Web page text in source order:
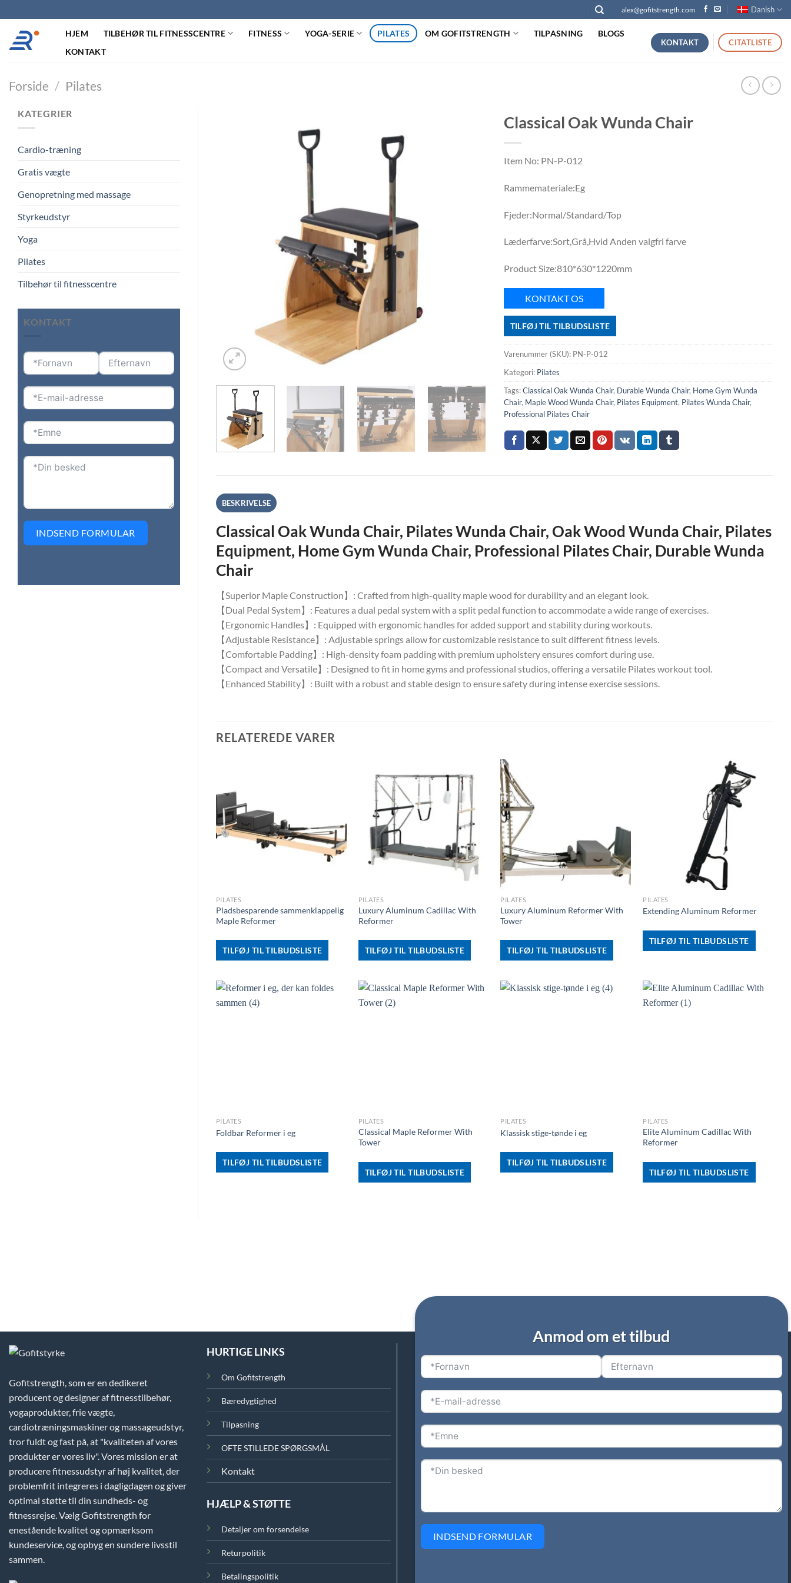
til
indhold
alex@gofitstrength.com Danish
HJEM TILBEHØR TIL FITNESSCENTRE FITNESS YOGA-SERIE PILATES OM GOFITSTRENGTH TILPASNING
BLOGS
KONTAKT
KONTAKT CITATLISTE
Forside / Pilates
KATEGRIER
Cardio-træning
Gratis vægte
Genopretning med massage
Styrkeudstyr
Yoga
Pilates
Tilbehør til fitnesscentre
KONTAKT
INDSEND FORMULAR
Classical Oak Wunda Chair
Item No: PN-P-012
Rammemateriale:Eg
Fjeder:Normal/Standard/Top
Læderfarve:Sort,Grå,Hvid Anden valgfri farve
Product Size:810*630*1220mm
KONTAKT OS
TILFØJ TIL TILBUDSLISTE
Varenummer (SKU): PN-P-012
Kategori: Pilates
Tags:Classical Oak Wunda Chair, Durable Wunda Chair, Home Gym Wunda
Chair, Maple Wood Wunda Chair, Pilates Equipment, Pilates Wunda Chair,
Professional Pilates Chair
BESKRIVELSE
Classical Oak Wunda Chair, Pilates Wunda Chair, Oak Wood Wunda Chair, Pilates
Equipment, Home Gym Wunda Chair, Professional Pilates Chair, Durable Wunda
Chair
【Superior Maple Construction】: Crafted from high-quality maple wood for durability and an elegant look.
【Dual Pedal System】: Features a dual pedal system with a split pedal function to accommodate a wide range of exercises.
【Ergonomic Handles】: Equipped with ergonomic handles for added support and stability during workouts.
【Adjustable Resistance】: Adjustable springs allow for customizable resistance to suit different fitness levels.
【Comfortable Padding】: High-density foam padding with premium upholstery ensures comfort during use.
【Compact and Versatile】: Designed to fit in home gyms and professional studios, offering a versatile Pilates workout tool.
【Enhanced Stability】: Built with a robust and stable design to ensure safety during intense exercise sessions.
RELATEREDE VARER
PILATES
Pladsbesparende sammenklappelig
Maple Reformer
TILFØJ TIL TILBUDSLISTE
PILATES
Luxury Aluminum Cadillac With
Reformer
TILFØJ TIL TILBUDSLISTE
+
PILATES
Luxury Aluminum Reformer With
Tower
TILFØJ TIL TILBUDSLISTE
PILATES
Extending Aluminum Reformer
TILFØJ TIL TILBUDSLISTE
PILATES
Foldbar Reformer i eg
TILFØJ TIL TILBUDSLISTE
PILATES
Classical Maple Reformer With
Tower
TILFØJ TIL TILBUDSLISTE
PILATES
Klassisk stige-tønde i eg
TILFØJ TIL TILBUDSLISTE
PILATES
Elite Aluminum Cadillac With
Reformer
TILFØJ TIL TILBUDSLISTE
Gofitstrength, som er en dedikeret
producent og designer af fitnesstilbehør,
yogaprodukter, frie vægte,
cardiotræningsmaskiner og massageudstyr,
tror fuldt og fast på, at "kvaliteten af vores
produkter er vores liv". Vores mission er at
producere fitnessudstyr af høj kvalitet, der
problemfrit integreres i dagligdagen og giver
optimal støtte til din sundheds- og
fitnessrejse. Vælg Gofitstrength for
enestående kvalitet og opmærksom
kundeservice, og opbyg en sundere livsstil
sammen.
HURTIGE LINKS
Om Gofitstrength
Bæredygtighed
Tilpasning
OFTE STILLEDE SPØRGSMÅL
Kontakt
HJÆLP & STØTTE
Detaljer om forsendelse
Returpolitik
Betalingspolitik
Anmod om et tilbud
INDSEND FORMULAR